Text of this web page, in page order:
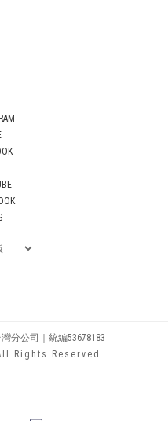
分公司｜統編53678183
Rights Reserved